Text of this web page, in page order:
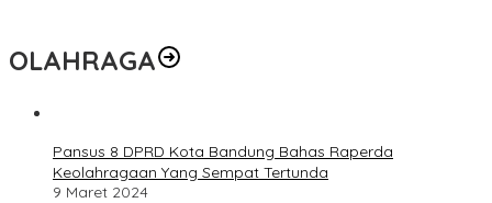
OLAHRAGA
Pansus 8 DPRD Kota Bandung Bahas Raperda
Keolahragaan Yang Sempat Tertunda
9 Maret 2024